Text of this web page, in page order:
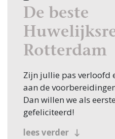
De beste
Rotterdam
Zijn jullie pas verloofd
aan de
Dan willen we als
gefeliciteerd!
Veel bruidsparen
lees verder